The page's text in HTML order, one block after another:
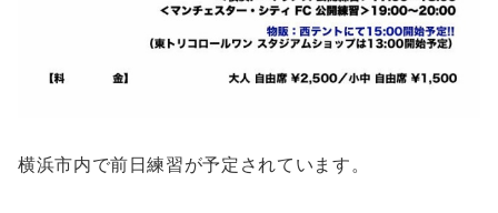
横浜市内で前日練習が予定されています。